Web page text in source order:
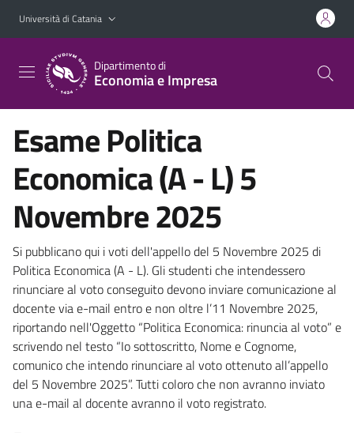
Vai al contenuto principale
Vai al menu di navigazione
Università di Catania
Dipartimento di
Economia e Impresa
Esame Politica
Economica (A - L) 5
Novembre 2025
Si pubblicano qui i voti dell'appello del 5 Novembre 2025 di
Politica Economica (A - L). Gli studenti che intendessero
rinunciare al voto conseguito devono inviare comunicazione al
docente via e-mail entro e non oltre l’11 Novembre 2025,
riportando nell'Oggetto “Politica Economica: rinuncia al voto” e
scrivendo nel testo “Io sottoscritto, Nome e Cognome,
comunico che intendo rinunciare al voto ottenuto all’appello
del 5 Novembre 2025”. Tutti coloro che non avranno inviato
una e-mail al docente avranno il voto registrato.